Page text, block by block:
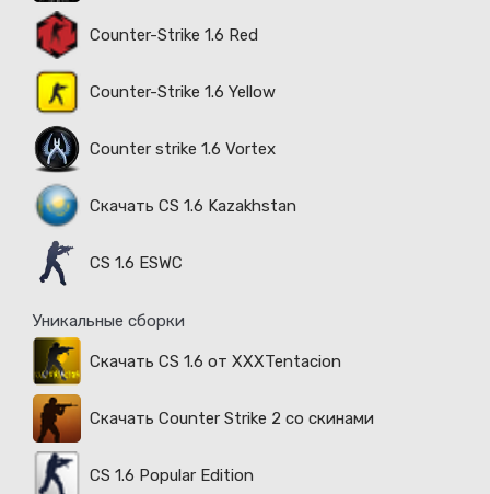
Counter-Strike 1.6 Red
Counter-Strike 1.6 Yellow
Counter strike 1.6 Vortex
Скачать CS 1.6 Kazakhstan
CS 1.6 ESWC
Уникальные сборки
Скачать CS 1.6 от XXXTentacion
Скачать Counter Strike 2 со скинами
CS 1.6 Popular Edition